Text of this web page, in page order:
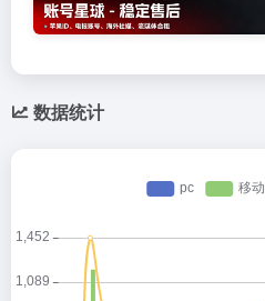
数据统计